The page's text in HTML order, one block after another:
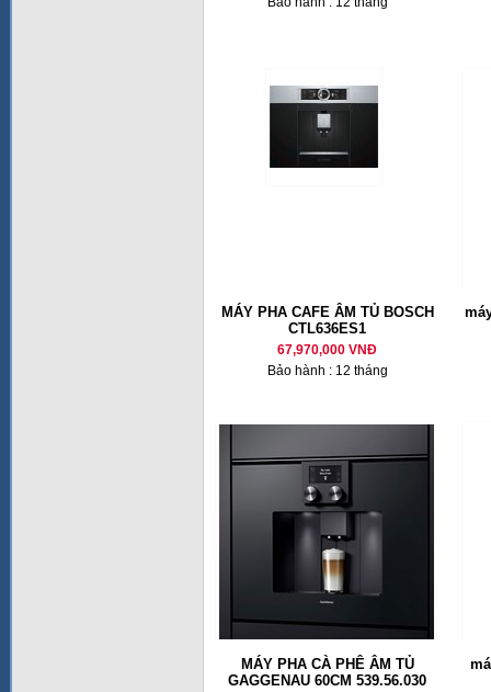
MÁY PHA CAFE ÂM TỦ BOSCH
CTL636ES1
67,970,000 VNĐ
Bảo hành : 12 tháng
MÁY PHA CÀ PHÊ ÂM TỦ
GAGGENAU 60CM 539.56.030